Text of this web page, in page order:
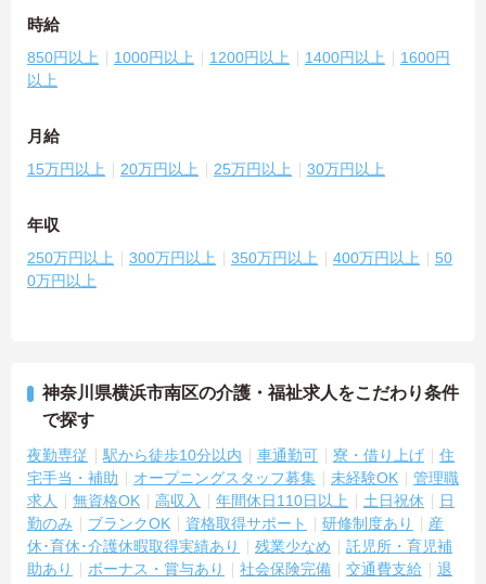
時給
850円以上 1000円以上 1200円以上 1400円以上
1600円
以上
月給
15万円以上 20万円以上 25万円以上 30万円以上
年収
250万円以上 300万円以上 350万円以上 400万円以上
50
0万円以上
神奈川県横浜市南区の介護・福祉求人をこだわり条件
で探す
夜勤専従 駅から徒歩10分以内 車通勤可 寮・借り上げ
住
宅手当・補助
オープニングスタッフ募集 未経験OK
管理職
求人
無資格OK 高収入 年間休日110日以上 土日祝休
日
勤のみ
ブランクOK 資格取得サポート 研修制度あり
産
休･育休･介護休暇取得実績あり
残業少なめ
託児所・育児補
助あり
ボーナス・賞与あり 社会保険完備 交通費支給
退